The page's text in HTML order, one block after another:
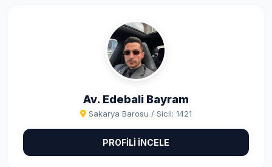
Av. Edebali Bayram
Sakarya Barosu / Sicil: 1421
PROFİLİ İNCELE